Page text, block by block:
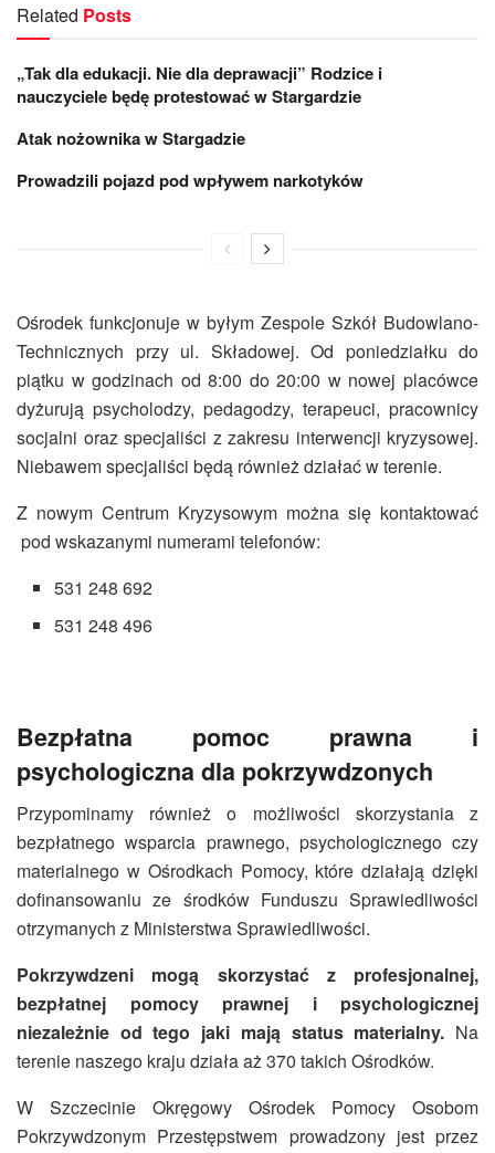
Related Posts
„Tak dla edukacji. Nie dla deprawacji” Rodzice i
nauczyciele będę protestować w Stargardzie
Atak nożownika w Stargadzie
Prowadzili pojazd pod wpływem narkotyków
Ośrodek funkcjonuje w byłym Zespole Szkół Budowlano-
Technicznych przy ul. Składowej. Od poniedziałku do
piątku w godzinach od 8:00 do 20:00 w nowej placówce
dyżurują psycholodzy, pedagodzy, terapeuci, pracownicy
socjalni oraz specjaliści z zakresu interwencji kryzysowej.
Niebawem specjaliści będą również działać w terenie.
Z nowym Centrum Kryzysowym można się kontaktować
pod wskazanymi numerami telefonów:
531 248 692
531 248 496
Bezpłatna pomoc prawna i
psychologiczna dla pokrzywdzonych
Przypominamy również o możliwości skorzystania z
bezpłatnego wsparcia prawnego, psychologicznego czy
materialnego w Ośrodkach Pomocy, które działają dzięki
dofinansowaniu ze środków Funduszu Sprawiedliwości
otrzymanych z Ministerstwa Sprawiedliwości.
Pokrzywdzeni mogą skorzystać z profesjonalnej,
bezpłatnej pomocy prawnej i psychologicznej
niezależnie od tego jaki mają status materialny. Na
terenie naszego kraju działa aż 370 takich Ośrodków.
W Szczecinie Okręgowy Ośrodek Pomocy Osobom
Pokrzywdzonym Przestępstwem prowadzony jest przez